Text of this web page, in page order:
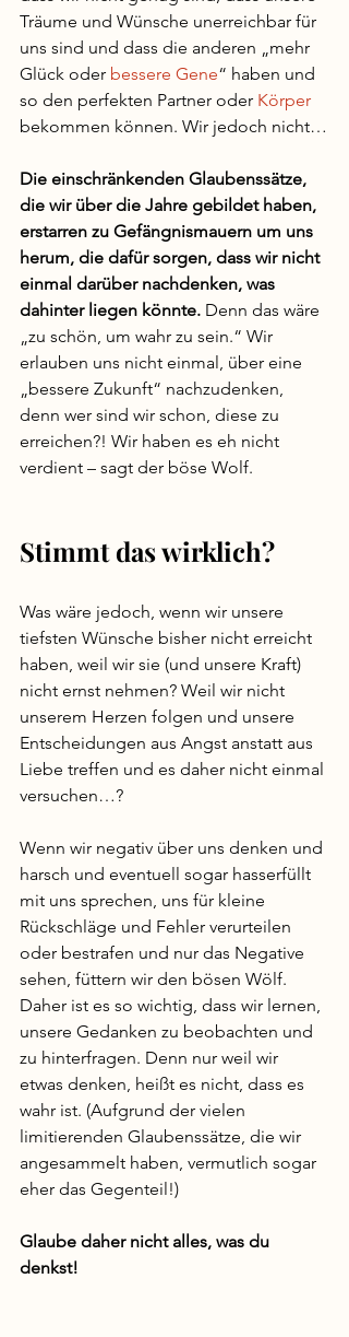
Träume und Wünsche unerreichbar für
uns sind und dass die anderen „mehr
Glück oder bessere Gene“ haben und
so den perfekten Partner oder Körper
bekommen können. Wir jedoch nicht…
Die einschränkenden Glaubenssätze,
die wir über die Jahre gebildet haben,
erstarren zu Gefängnismauern um uns
herum, die dafür sorgen, dass wir nicht
einmal darüber nachdenken, was
dahinter liegen könnte. Denn das wäre
„zu schön, um wahr zu sein.“ Wir
erlauben uns nicht einmal, über eine
„bessere Zukunft“ nachzudenken,
denn wer sind wir schon, diese zu
erreichen?! Wir haben es eh nicht
verdient – sagt der böse Wolf.
Stimmt das wirklich?
Was wäre jedoch, wenn wir unsere
tiefsten Wünsche bisher nicht erreicht
haben, weil wir sie (und unsere Kraft)
nicht ernst nehmen? Weil wir nicht
unserem Herzen folgen und unsere
Entscheidungen aus Angst anstatt aus
Liebe treffen und es daher nicht einmal
versuchen…?
Wenn wir negativ über uns denken und
harsch und eventuell sogar hasserfüllt
mit uns sprechen, uns für kleine
Rückschläge und Fehler verurteilen
oder bestrafen und nur das Negative
sehen, füttern wir den bösen Wölf.
Daher ist es so wichtig, dass wir lernen,
unsere Gedanken zu beobachten und
zu hinterfragen. Denn nur weil wir
etwas denken, heißt es nicht, dass es
wahr ist. (Aufgrund der vielen
limitierenden Glaubenssätze, die wir
angesammelt haben, vermutlich sogar
eher das Gegenteil!)
Glaube daher nicht alles, was du
denkst!